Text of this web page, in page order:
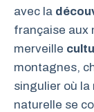
avec la
française aux
merveille
montagnes,
singulier où
naturelle se